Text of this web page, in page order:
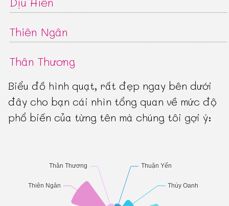
Thiên Ngân
Thân Thương
Biểu đồ hình quạt, rất đẹp ngay bên dưới
đây cho bạn cái nhìn tổng quan về mức độ
phổ biến của từng tên mà chúng tôi gợi ý: